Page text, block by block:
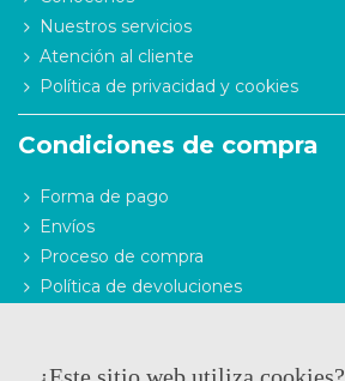
Nuestros servicios
Atención al cliente
Política de privacidad y cookies
Condiciones de compra
Forma de pago
Envíos
Proceso de compra
Política de devoluciones